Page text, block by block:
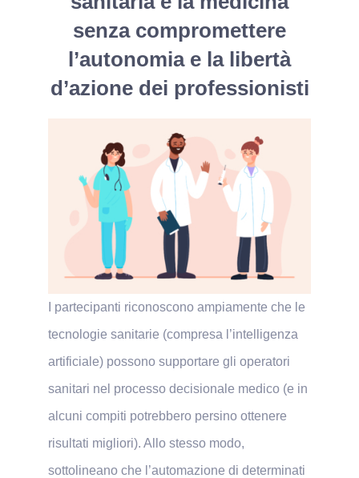
senza compromettere
l’autonomia e la libertà
d’azione dei professionisti
I partecipanti riconoscono ampiamente che le
tecnologie sanitarie (compresa l’intelligenza
artificiale) possono supportare gli operatori
sanitari nel processo decisionale medico (e in
alcuni compiti potrebbero persino ottenere
risultati migliori). Allo stesso modo,
sottolineano che l’automazione di determinati